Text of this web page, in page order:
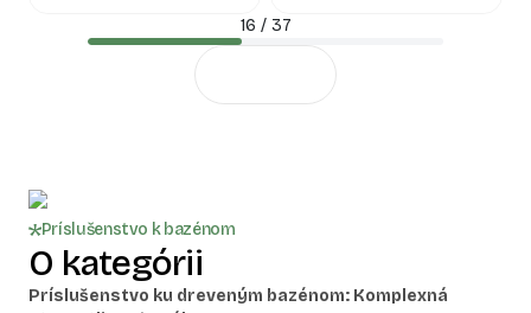
16 / 37
Príslušenstvo k bazénom
O kategórii
Príslušenstvo ku dreveným bazénom: Komplexná